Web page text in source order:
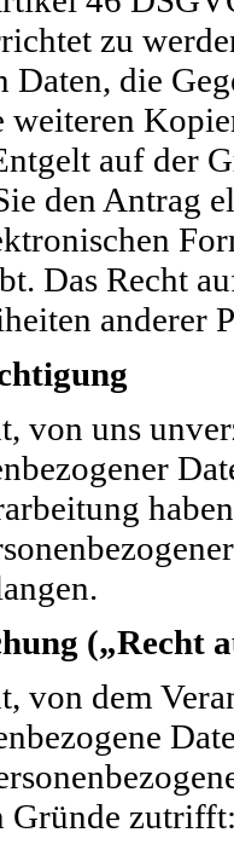
zu
Daten, die
auf der
den Antrag
Das Recht
anderer
von uns
(„Recht
von dem
Gründe